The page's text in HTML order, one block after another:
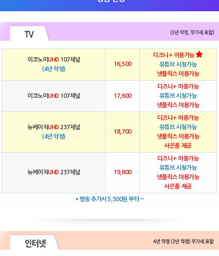
이코노미UHD 107채널
(4년 약정)
16,500
디즈니+ 이용가능
유튜브 시청가능
넷플릭스 이용가능
이코노미UHD 107채널 17,600
디즈니+ 이용가능
유튜브 시청가능
넷플릭스 이용가능
뉴베이직UHD 237채널
(4년 약정)
18,700
디즈니+ 이용가능
유튜브 시청가능
넷플릭스 이용가능
사은품 제공
뉴베이직UHD 237채널 19,800
디즈니+ 이용가능
유튜브 시청가능
넷플릭스 이용가능
사은품 제공
* 방송 추가시 5,500원 부터 ~